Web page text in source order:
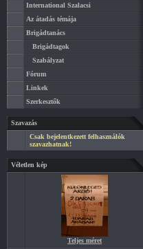
International Szalacsi
Az átadás témája
Brigádtanács
Brigádtagok
Szabályzat
Fórum
Linkek
Szerkesztők
Szavazás
Csak bejelentkezett felhasználók
szavazhatnak!
Véletlen kép
Teljes méret